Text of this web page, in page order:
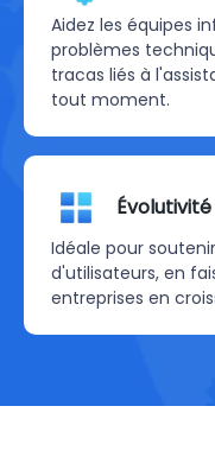
Aidez les équipes
problèmes
tracas liés à
tout moment.
Évolutivité
Idéale pour
d'utilisateurs, en
entreprises en